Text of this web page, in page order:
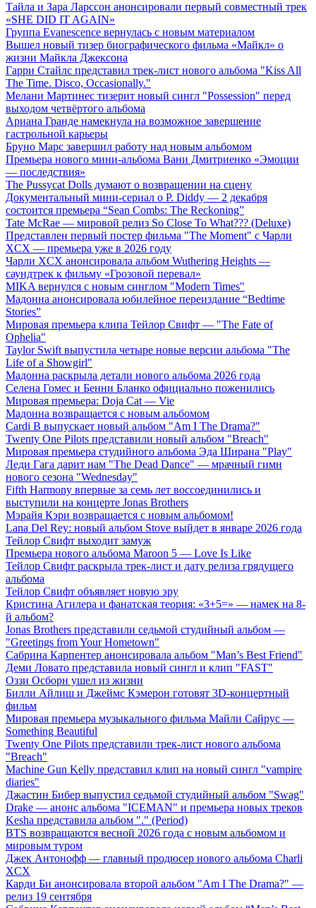
Тайла и Зара Ларссон анонсировали первый совместный трек
«SHE DID IT AGAIN»
Группа Evanescence вернулась с новым материалом
Вышел новый тизер биографического фильма «Майкл» о
жизни Майкла Джексона
Гарри Стайлс представил трек-лист нового альбома "Kiss All
The Time. Disco, Occasionally."
Мелани Мартинес тизерит новый сингл "Possession" перед
выходом четвёртого альбома
Ариана Гранде намекнула на возможное завершение
гастрольной карьеры
Бруно Марс завершил работу над новым альбомом
Премьера нового мини-альбома Вани Дмитриенко «Эмоции
— последствия»
The Pussycat Dolls думают о возвращении на сцену
Документальный мини-сериал о P. Diddy — 2 декабря
состоится премьера “Sean Combs: The Reckoning”
Tate McRae — мировой релиз So Close To What??? (Deluxe)
Представлен первый постер фильма "The Moment" с Чарли
XCX — премьера уже в 2026 году
Чарли XCX анонсировала альбом Wuthering Heights —
саундтрек к фильму «Грозовой перевал»
MIKA вернулся с новым синглом "Modern Times"
Мадонна анонсировала юбилейное переиздание “Bedtime
Stories”
Мировая премьера клипа Тейлор Свифт — "The Fate of
Ophelia"
Taylor Swift выпустила четыре новые версии альбома "The
Life of a Showgirl"
Мадонна раскрыла детали нового альбома 2026 года
Селена Гомес и Бенни Бланко официально поженились
Мировая премьера: Doja Cat — Vie
Мадонна возвращается с новым альбомом
Cardi B выпускает новый альбом "Am I The Drama?"
Twenty One Pilots представили новый альбом "Breach"
Мировая премьера студийного альбома Эда Ширана "Play"
Леди Гага дарит нам "The Dead Dance" — мрачный гимн
нового сезона "Wednesday"
Fifth Harmony впервые за семь лет воссоединились и
выступили на концерте Jonas Brothers
Мэрайя Кэри возвращается с новым альбомом!
Lana Del Rey: новый альбом Stove выйдет в январе 2026 года
Тейлор Свифт выходит замуж
Премьера нового альбома Maroon 5 — Love Is Like
Тейлор Свифт раскрыла трек-лист и дату релиза грядущего
альбома
Тейлор Свифт объявляет новую эру
Кристина Агилера и фанатская теория: «3+5=» — намек на 8-
й альбом?
Jonas Brothers представили седьмой студийный альбом —
"Greetings from Your Hometown"
Сабрина Карпентер анонсировала альбом "Man’s Best Friend"
Деми Ловато представила новый сингл и клип "FAST"
Оззи Осборн ушел из жизни
Билли Айлиш и Джеймс Кэмерон готовят 3D-концертный
фильм
Мировая премьера музыкального фильма Майли Сайрус —
Something Beautiful
Twenty One Pilots представили трек-лист нового альбома
"Breach"
Machine Gun Kelly представил клип на новый сингл "vampire
diaries"
Джастин Бибер выпустил седьмой студийный альбом "Swag"
Drake — анонс альбома "ICEMAN" и премьера новых треков
Kesha представила альбом "." (Period)
BTS возвращаются весной 2026 года с новым альбомом и
мировым туром
Джек Антонофф — главный продюсер нового альбома Charli
XCX
Карди Би анонсировала второй альбом "Am I The Drama?" —
релиз 19 сентября